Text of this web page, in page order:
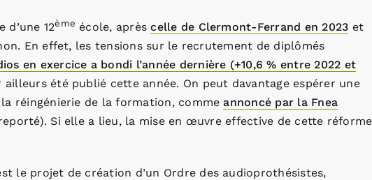
12ème école, aprèscelle de Clermont-Ferrand en 2023 et
En effet, les tensions sur le recrutement de diplômés
en exercice a bondi l’année dernière (+10,6 % entre 2022 et
ailleurs été publié cette année. On peut davantage espérer une
réingénierie de la formation, comme annoncé par la Fnea
Si elle a lieu, la mise en œuvre effective de cette réforme
le projet de création d’un Ordre des audioprothésistes,